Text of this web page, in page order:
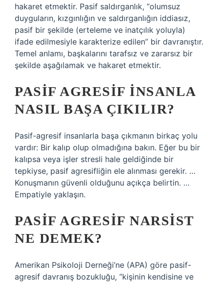
hakaret etmektir. Pasif saldırganlık, “olumsuz
duyguların, kızgınlığın ve saldırganlığın iddiasız,
pasif bir şekilde (erteleme ve inatçılık yoluyla)
ifade edilmesiyle karakterize edilen” bir davranıştır.
Temel anlamı, başkalarını tarafsız ve zararsız bir
şekilde aşağılamak ve hakaret etmektir.
PASIF AGRESIF INSANLA
NASIL BAŞA ÇIKILIR?
Pasif-agresif insanlarla başa çıkmanın birkaç yolu
vardır: Bir kalıp olup olmadığına bakın. Eğer bu bir
kalıpsa veya işler stresli hale geldiğinde bir
tepkiyse, pasif agresifliğin ele alınması gerekir. …
Konuşmanın güvenli olduğunu açıkça belirtin. …
Empatiyle yaklaşın.
PASIF AGRESIF NARSIST
NE DEMEK?
Amerikan Psikoloji Derneği’ne (APA) göre pasif-
agresif davranış bozukluğu, “kişinin kendisine ve